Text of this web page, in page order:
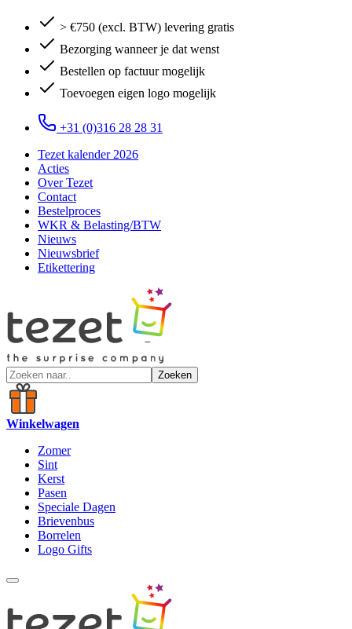
> €750 (excl. BTW) levering gratis
Bezorging wanneer je dat wenst
Bestellen op factuur mogelijk
Toevoegen eigen logo mogelijk
+31 (0)316 28 28 31
Tezet kalender 2026
Acties
Over Tezet
Contact
Bestelproces
WKR & Belasting/BTW
Nieuws
Nieuwsbrief
Etikettering
Zoeken
Winkelwagen
Zomer
Sint
Kerst
Pasen
Speciale Dagen
Brievenbus
Borrelen
Logo Gifts